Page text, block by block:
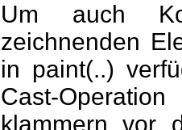
Um auch
zeichnenden
in paint(..)
Cast-
klammern vor